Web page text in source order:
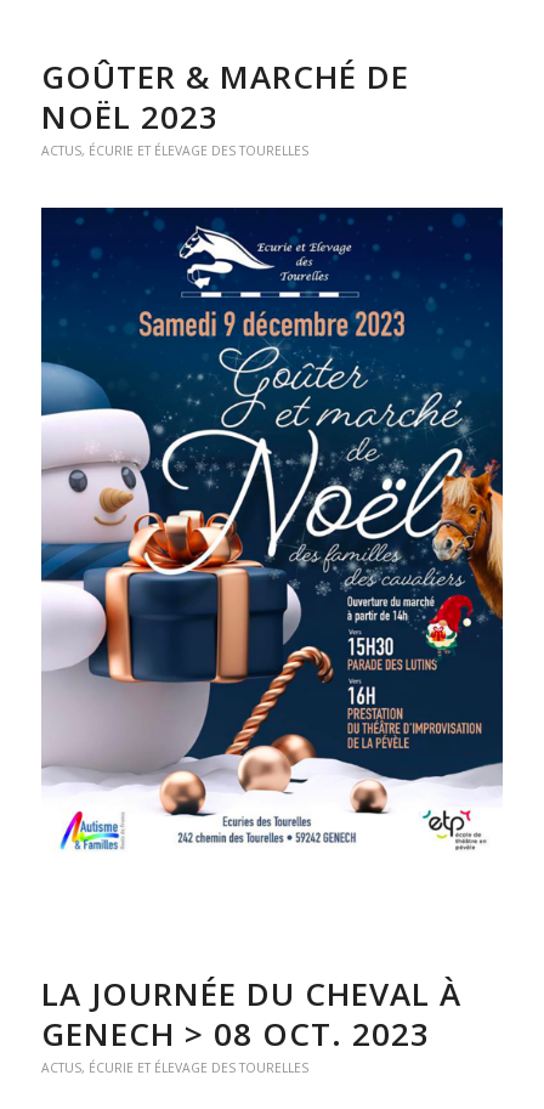
GOÛTER & MARCHÉ DE
NOËL 2023
ACTUS, ÉCURIE ET ÉLEVAGE DES TOURELLES
LA JOURNÉE DU CHEVAL À
GENECH > 08 OCT. 2023
ACTUS, ÉCURIE ET ÉLEVAGE DES TOURELLES